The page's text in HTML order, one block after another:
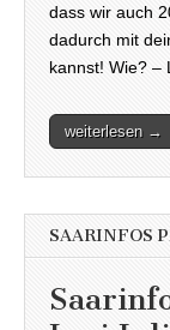
dass wir auch
dadurch mit
kannst! Wie? –
weiterlesen →
SAARINFOS